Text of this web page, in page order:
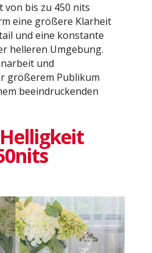
bis zu 450 nits
eine größere Klarheit
und eine konstante
helleren Umgebung.
und
größerem Publikum
beeindruckenden